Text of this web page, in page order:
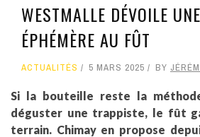
WESTMALLE DÉVOILE
ÉPHÉMÈRE AU FÛT
ACTUALITÉS 5 MARS 2025 BY
Si la bouteille reste la
déguster une trappiste, le fût
terrain. Chimay en propose